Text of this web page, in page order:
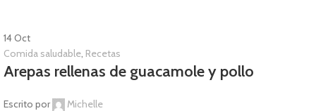
14Oct
Comida saludable Recetas
Arepas rellenas de guacamole y pollo
Escrito por
Michelle